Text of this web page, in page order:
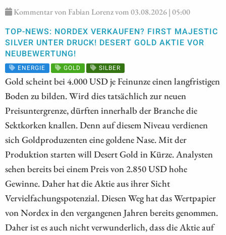
Kommentar von Fabian Lorenz vom 03.08.2026 | 05:00
TOP-NEWS: NORDEX VERKAUFEN? FIRST MAJESTIC
SILVER UNTER DRUCK! DESERT GOLD AKTIE VOR
NEUBEWERTUNG!
ENERGIE GOLD SILBER
Gold scheint bei 4.000 USD je Feinunze einen langfristigen
Boden zu bilden. Wird dies tatsächlich zur neuen
Preisuntergrenze, dürften innerhalb der Branche die
Sektkorken knallen. Denn auf diesem Niveau verdienen
sich Goldproduzenten eine goldene Nase. Mit der
Produktion starten will Desert Gold in Kürze. Analysten
sehen bereits bei einem Preis von 2.850 USD hohe
Gewinne. Daher hat die Aktie aus ihrer Sicht
Vervielfachungspotenzial. Diesen Weg hat das Wertpapier
von Nordex in den vergangenen Jahren bereits genommen.
Daher ist es auch nicht verwunderlich, dass die Aktie auf